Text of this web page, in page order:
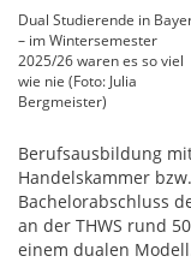
Dual Studierende in
– im Wintersemester
2025/26 waren es so viel
wie nie (Foto: Julia
Bergmeister)
Berufsausbildung
Handelskammer
Bachelorabschluss
an der THWS rund
einem dualen